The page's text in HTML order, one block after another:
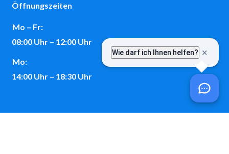
Öffnungszeiten
Mo – Fr:
08:00 Uhr – 12:00 Uhr
Mo:
14:00 Uhr – 18:30 Uhr